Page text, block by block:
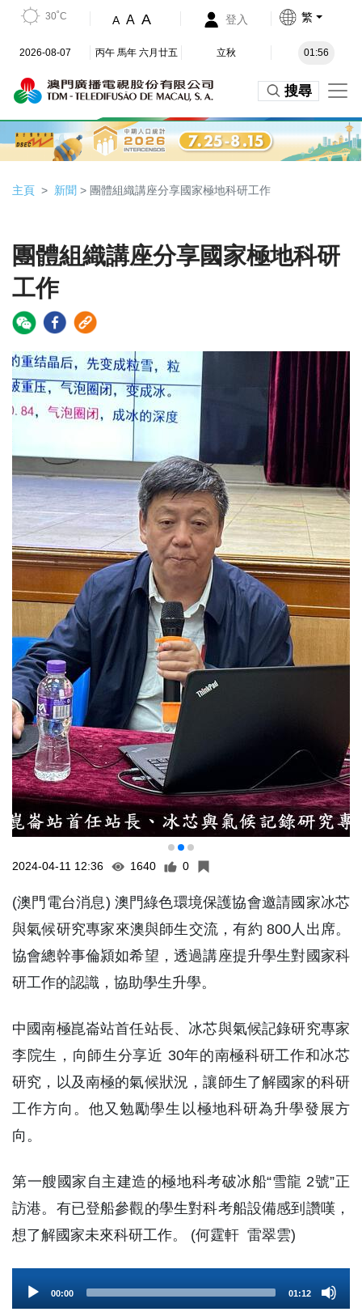
30˚C A A A 登入 繁
2026-08-07 丙午 馬年 六月廿五 立秋 01:56
搜尋
主頁 新聞 > 團體組織講座分享國家極地科研工作
團體組織講座分享國家極地科研
工作
2024-04-11 12:36 1640 0
(澳門電台消息) 澳門綠色環境保護協會邀請國家冰芯
與氣候研究專家來澳與師生交流，有約 800人出席。
協會總幹事倫潁如希望，透過講座提升學生對國家科
研工作的認識，協助學生升學。
中國南極崑崙站首任站長、冰芯與氣候記錄研究專家
李院生，向師生分享近 30年的南極科研工作和冰芯
研究，以及南極的氣候狀況，讓師生了解國家的科研
工作方向。他又勉勵學生以極地科研為升學發展方
向。
第一艘國家自主建造的極地科考破冰船“雪龍 2號”正
訪港。有已登船參觀的學生對科考船設備感到讚嘆，
想了解國家未來科研工作。 (何霆軒 雷翠雲)
Player
00:00 01:12